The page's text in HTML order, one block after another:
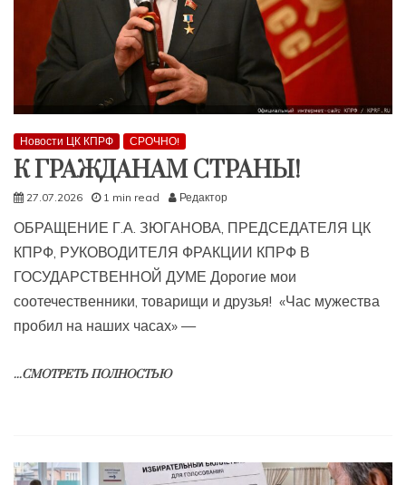
Новости ЦК КПРФ СРОЧНО!
К ГРАЖДАНАМ СТРАНЫ!
27.07.2026 1 min read Редактор
ОБРАЩЕНИЕ Г.А. ЗЮГАНОВА, ПРЕДСЕДАТЕЛЯ ЦК
КПРФ, РУКОВОДИТЕЛЯ ФРАКЦИИ КПРФ В
ГОСУДАРСТВЕННОЙ ДУМЕ Дорогие мои
соотечественники, товарищи и друзья! «Час мужества
пробил на наших часах» —
...СМОТРЕТЬ ПОЛНОСТЬЮ